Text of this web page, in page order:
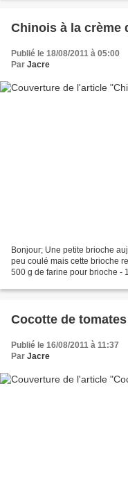
Chinois à la crème
Publié le 18/08/2011 à 05:00
Par Jacre
Bonjour; Une petite brioche
peu coulé mais cette brioche
500 g de farine pour brioche -
Cocotte de
Publié le 16/08/2011 à 11:37
Par Jacre